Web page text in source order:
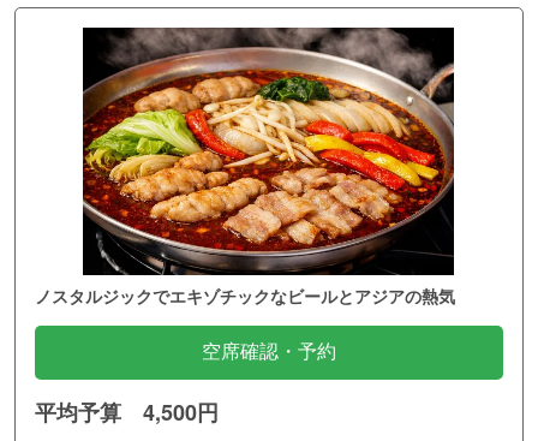
ノスタルジックでエキゾチックなビールとアジアの熱気
空席確認・予約
平均予算 4,500円